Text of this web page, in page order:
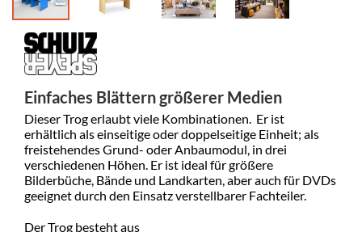
Einfaches Blättern größerer Medien
Dieser Trog erlaubt viele Kombinationen. Er ist
erhältlich als einseitige oder doppelseitige Einheit; als
freistehendes Grund- oder Anbaumodul, in drei
verschiedenen Höhen. Er ist ideal für größere
Bilderbüche, Bände und Landkarten, aber auch für DVDs
geeignet durch den Einsatz verstellbarer Fachteiler.
Der Trog besteht aus